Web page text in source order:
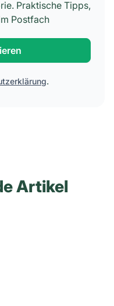
Praktische Tipps,
Postfach
.
Artikel